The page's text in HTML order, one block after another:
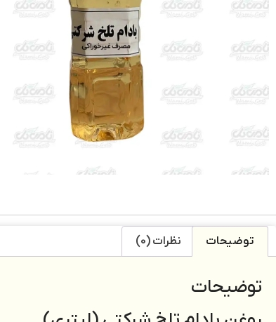
توضیحات نظرات (0)
توضیحات